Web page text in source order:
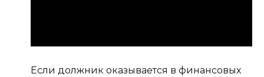
Если должник оказывается в финансовых